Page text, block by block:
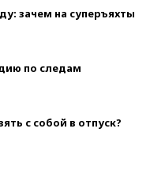
зачем на суперъяхты
по следам
с собой в отпуск?